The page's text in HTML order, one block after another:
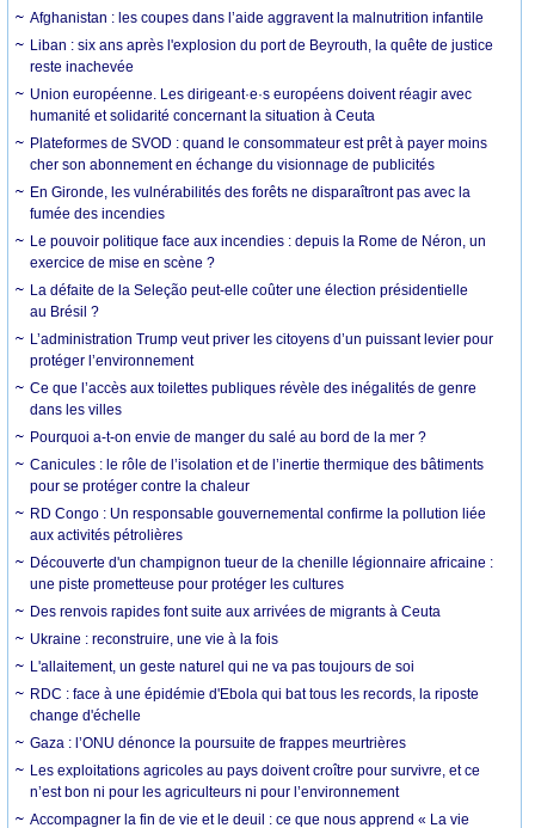
Afghanistan : les coupes dans l’aide aggravent la malnutrition infantile
Liban : six ans après l'explosion du port de Beyrouth, la quête de justice
reste inachevée
Union européenne. Les dirigeant·e·s européens doivent réagir avec
humanité et solidarité concernant la situation à Ceuta
Plateformes de SVOD : quand le consommateur est prêt à payer moins
cher son abonnement en échange du visionnage de publicités
En Gironde, les vulnérabilités des forêts ne disparaîtront pas avec la
fumée des incendies
Le pouvoir politique face aux incendies : depuis la Rome de Néron, un
exercice de mise en scène ?
La défaite de la Seleção peut-elle coûter une élection présidentielle
au Brésil ?
L’administration Trump veut priver les citoyens d’un puissant levier pour
protéger l’environnement
Ce que l’accès aux toilettes publiques révèle des inégalités de genre
dans les villes
Pourquoi a-t-on envie de manger du salé au bord de la mer ?
Canicules : le rôle de l’isolation et de l’inertie thermique des bâtiments
pour se protéger contre la chaleur
RD Congo : Un responsable gouvernemental confirme la pollution liée
aux activités pétrolières
Découverte d'un champignon tueur de la chenille légionnaire africaine :
une piste prometteuse pour protéger les cultures
Des renvois rapides font suite aux arrivées de migrants à Ceuta
Ukraine : reconstruire, une vie à la fois
L'allaitement, un geste naturel qui ne va pas toujours de soi
RDC : face à une épidémie d'Ebola qui bat tous les records, la riposte
change d'échelle
Gaza : l’ONU dénonce la poursuite de frappes meurtrières
Les exploitations agricoles au pays doivent croître pour survivre, et ce
n’est bon ni pour les agriculteurs ni pour l’environnement
Accompagner la fin de vie et le deuil : ce que nous apprend « La vie